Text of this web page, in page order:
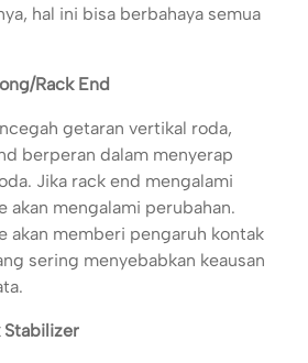
hal ini bisa berbahaya semua
Rack End
getaran vertikal roda,
berperan dalam menyerap
Jika rack end mengalami
akan mengalami perubahan.
akan memberi pengaruh kontak
sering menyebabkan keausan
Stabilizer